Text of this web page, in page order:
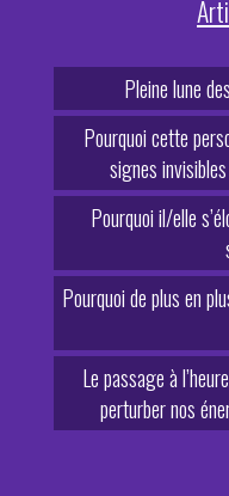
Pleine lune
Pourquoi cette
signes
Pourquoi il/elle
Pourquoi de plus en
Le passage à
perturber nos